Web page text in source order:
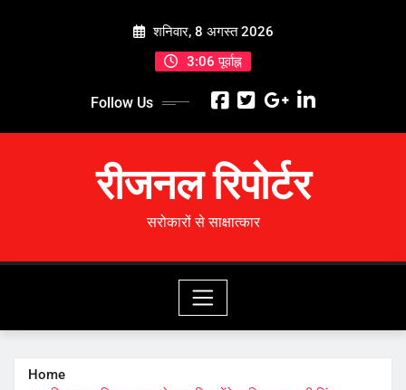
शनिवार, 8 अगस्त 2026
3:06 पूर्वाह्न
Follow Us
रीजनल रिपोर्टर
सरोकारों से साक्षात्कार
Home